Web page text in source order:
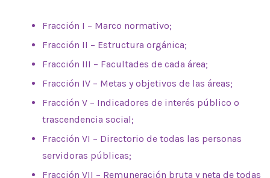
Fracción I – Marco normativo;
Fracción II – Estructura orgánica;
Fracción III – Facultades de cada área;
Fracción IV – Metas y objetivos de las áreas;
Fracción V – Indicadores de interés público o
trascendencia social;
Fracción VI – Directorio de todas las personas
servidoras públicas;
Fracción VII – Remuneración bruta y neta de todas